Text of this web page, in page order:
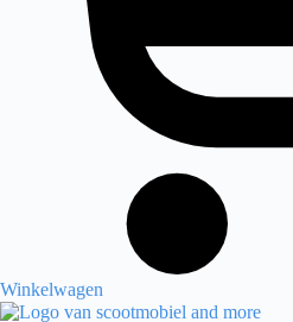
Winkelwagen